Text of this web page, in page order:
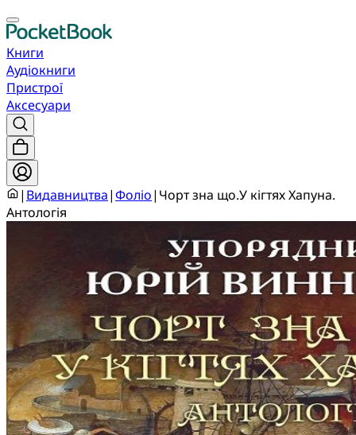
Книги
Аудіокниги
Пристрої
Аксесуари
| Видавництва|Фоліо| Чорт зна що.У кігтях Хапуна.
Антологія